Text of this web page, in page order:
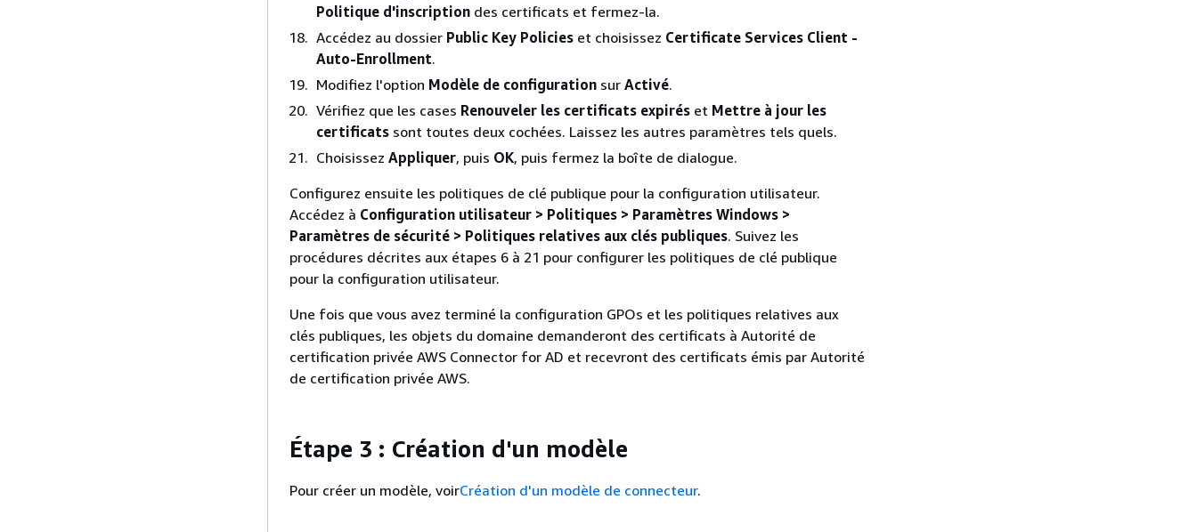
Politique d'inscription des certificats et fermez-la.
Accédez au dossier Public Key Policies et choisissez Certificate Services Client -
Auto-Enrollment.
Modifiez l'option Modèle de configuration sur Activé.
Vérifiez que les cases Renouveler les certificats expirés et Mettre à jour les
certificats sont toutes deux cochées. Laissez les autres paramètres tels quels.
Choisissez Appliquer, puis OK, puis fermez la boîte de dialogue.
Configurez ensuite les politiques de clé publique pour la configuration utilisateur.
Accédez à Configuration utilisateur > Politiques > Paramètres Windows >
Paramètres de sécurité > Politiques relatives aux clés publiques. Suivez les
procédures décrites aux étapes 6 à 21 pour configurer les politiques de clé publique
pour la configuration utilisateur.
Une fois que vous avez terminé la configuration GPOs et les politiques relatives aux
clés publiques, les objets du domaine demanderont des certificats à Autorité de
certification privée AWS Connector for AD et recevront des certificats émis par Autorité
de certification privée AWS.
Étape 3 : Création d'un modèle
Pour créer un modèle, voirCréation d'un modèle de connecteur.